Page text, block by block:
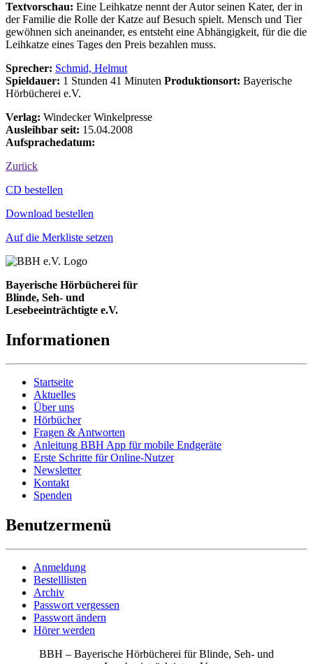
Textvorschau: Eine Leihkatze nennt der Autor seinen Kater, der in
der Familie die Rolle der Katze auf Besuch spielt. Mensch und Tier
gewöhnen sich aneinander, es entsteht eine Abhängigkeit, für die die
Leihkatze eines Tages den Preis bezahlen muss.
Sprecher: Schmid, Helmut
Spieldauer: 1 Stunden 41 Minuten Produktionsort: Bayerische
Hörbücherei e.V.
Verlag: Windecker Winkelpresse
Ausleihbar seit: 15.04.2008
Aufsprachedatum:
Zurück
Bestell-Aktionen
CD bestellen
Download bestellen
Auf die Merkliste setzen
Bayerische Hörbücherei für
Blinde, Seh- und
Lesebeeinträchtigte e.V.
Informationen
Startseite
Aktuelles
Über uns
Hörbücher
Fragen & Antworten
Anleitung BBH App für mobile Endgeräte
Erste Schritte für Online-Nutzer
Newsletter
Kontakt
Spenden
Benutzermenü
Anmeldung
Bestelllisten
Archiv
Passwort vergessen
Passwort ändern
Hörer werden
BBH – Bayerische Hörbücherei für Blinde, Seh- und